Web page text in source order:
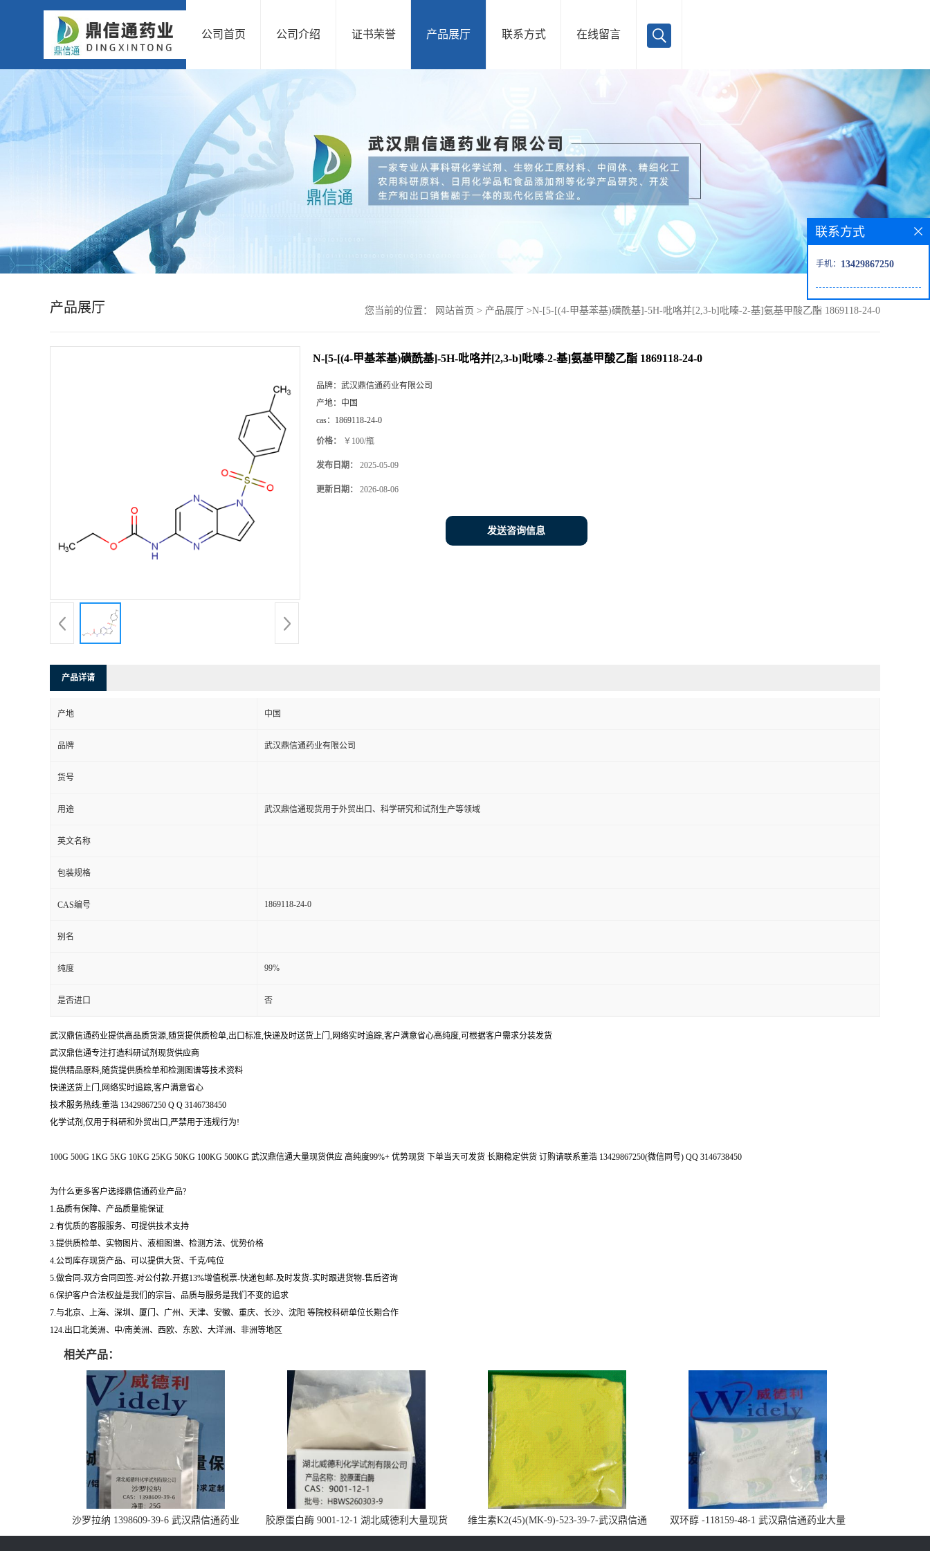
公司首页 公司介绍 证书荣誉 产品展厅 联系方式 在线留言
产品展厅 您当前的位置： 网站首页 > 产品展厅 >N-[5-[(4-甲基苯基)磺酰基]-5H-吡咯并[2,3-b]吡嗪-2-基]氨基甲酸乙酯 1869118-24-0
N-[5-[(4-甲基苯基)磺酰基]-5H-吡咯并[2,3-b]吡嗪-2-基]氨基甲酸乙酯 1869118-24-0
品牌： 武汉鼎信通药业有限公司
产地： 中国
cas： 1869118-24-0
价格： ￥100/瓶
发布日期： 2025-05-09
更新日期： 2026-08-06
发送咨询信息
产品详请
产地 中国
品牌 武汉鼎信通药业有限公司
货号
用途 武汉鼎信通现货用于外贸出口、科学研究和试剂生产等领域
英文名称
包装规格
CAS编号 1869118-24-0
别名
纯度 99%
是否进口 否
武汉鼎信通药业提供高品质货源,随货提供质检单,出口标准,快递及时送货上门,网络实时追踪,客户满意省心高纯度,可根据客户需求分装发货
武汉鼎信通专注打造科研试剂现货供应商
提供精品原料,随货提供质检单和检测图谱等技术资料
快递送货上门,网络实时追踪,客户满意省心
技术服务热线:董浩 13429867250 Q Q 3146738450
化学试剂,仅用于科研和外贸出口,严禁用于违规行为!
100G 500G 1KG 5KG 10KG 25KG 50KG 100KG 500KG 武汉鼎信通大量现货供应 高纯度99%+ 优势现货 下单当天可发货 长期稳定供货 订购请联系董浩 13429867250(微信同号) QQ 3146738450
为什么更多客户选择鼎信通药业产品?
1.品质有保障、产品质量能保证
2.有优质的客服服务、可提供技术支持
3.提供质检单、实物图片、液相图谱、检测方法、优势价格
4.公司库存现货产品、可以提供大货、千克/吨位
5.做合同-双方合同回签-对公付款-开据13%增值税票-快递包邮-及时发货-实时跟进货物-售后咨询
6.保护客户合法权益是我们的宗旨、品质与服务是我们不变的追求
7.与北京、上海、深圳、厦门、广州、天津、安徽、重庆、长沙、沈阳 等院校科研单位长期合作
124.出口北美洲、中/南美洲、西欧、东欧、大洋洲、非洲等地区
相关产品：
沙罗拉纳 1398609-39-6 武汉鼎信通药业
胶原蛋白酶 9001-12-1 湖北威德利大量现货
供应
维生素K2(45)(MK-9)-523-39-7-武汉鼎信通
药业大量现货供应
双环醇 -118159-48-1 武汉鼎信通药业大量
现货供应
联系方式
手机： 13429867250